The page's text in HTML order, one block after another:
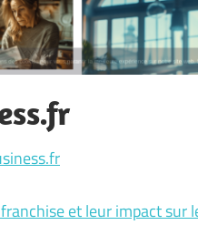
et leur impact sur